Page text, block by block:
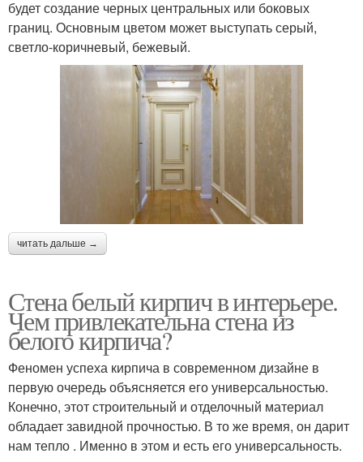
будет создание черных центральных или боковых
границ. Основным цветом может выступать серый,
светло-коричневый, бежевый.
читать дальше →
Стена белый кирпич в интерьере.
Чем привлекательна стена из
белого кирпича?
Феномен успеха кирпича в современном дизайне в
первую очередь объясняется его универсальностью.
Конечно, этот строительный и отделочный материал
обладает завидной прочностью. В то же время, он дарит
нам тепло . Именно в этом и есть его универсальность.